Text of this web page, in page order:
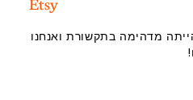
מדהימה בתקשורת ואנחנו